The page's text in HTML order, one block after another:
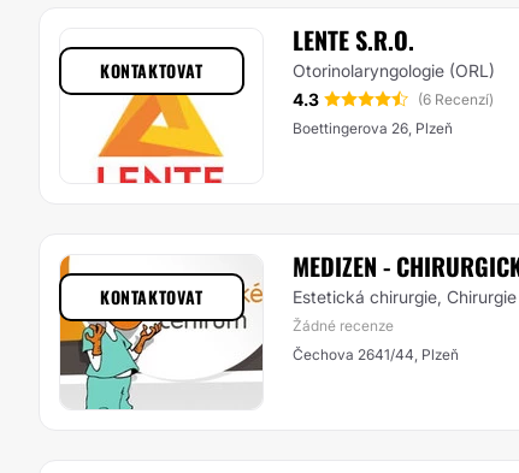
LENTE S.R.O.
Otorinolaryngologie (ORL)
4.3
(6 Recenzí)
Boettingerova 26, Plzeň
KONTAKTOVAT
MEDIZEN -
Estetická chirurgie,
Žádné recenze
Čechova 2641/44, Plzeň
KONTAKTOVAT